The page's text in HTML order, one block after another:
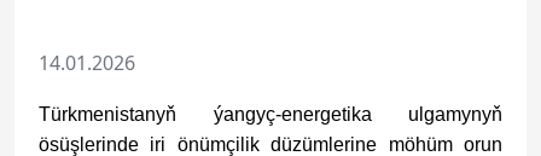
14.01.2026
Türkmenistanyň ýangyç-energetika ulgamynyň
ösüşlerinde iri önümçilik düzümlerine möhüm orun